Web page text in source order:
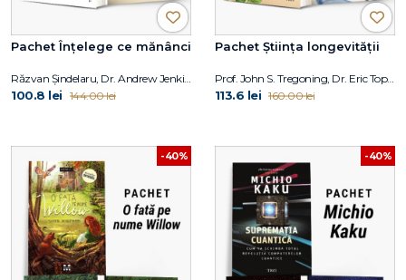
Pachet Înțelege ce mănânci
100.8 lei 144.00 lei
Pachet Știința longevității
Prof. John S. Tregoning, Dr. Eric Topol
113.6 lei 160.00 lei
-40% -40%